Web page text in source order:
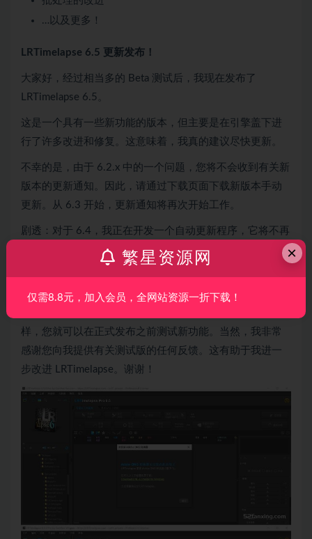
…以及更多！
LRTimelapse 6.5 更新发布！
大家好，经过相当多的 Beta 测试后，我现在发布了
LRTimelapse 6.5。
这是一个具有一些新功能的版本，但主要是在引擎盖下进
行了许多改进和修复。这意味着，我真的建议尽快更新。
不幸的是，由于 6.2.x 中的一个问题，您将不会收到有关新
版本的更新通知。因此，请通过下载页面下载新版本手动
更新。从 6.3 开始，更新通知将再次开始工作。
剧透：对于 6.4，我正在开发一个自动更新程序，它将不再
需要您手动下载更新。我很快就会发布测试版，所以请务
必订阅新的测试版更新频道：
当您首次启动 LRT 6.3 时，系统会询问您是否希望除了有
样，您就可以在正式发布之前测试新功能。当然，我非常
感谢您向我提供有关测试版的任何反馈。这有助于我进一
步改进 LRTimelapse。谢谢！
×
繁星资源网
仅需8.8元，加入会员，全网站资源一折下载！